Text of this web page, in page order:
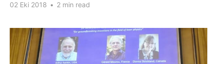
02 Eki 2018 • 2 min read